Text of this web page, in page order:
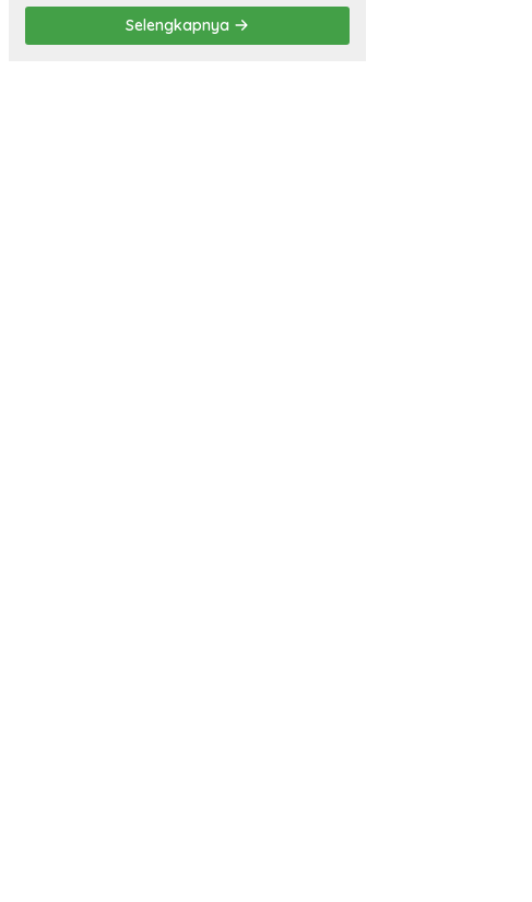
Kualitas Hunian Warga
dan Serap Aspirasi
Masyarakat
Selengkapnya